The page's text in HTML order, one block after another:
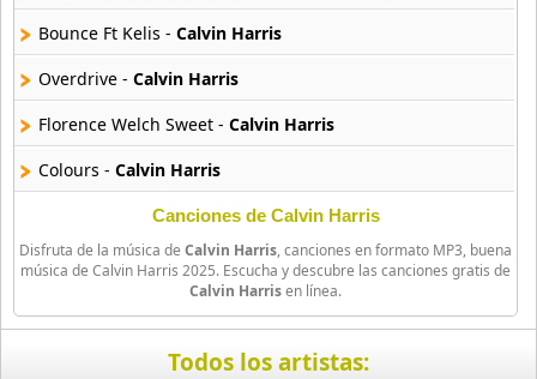
Galantis
20 músicas online
Gobble Gobble
6 músicas online
Kakkmaddafakka
9 músicas online
Kite Club
Bounce Ft Kelis - Calvin Harris
Overdrive - Calvin Harris
Florence Welch Sweet - Calvin Harris
Colours - Calvin Harris
How Deep Is Your Love -Calvin Harris
Over Now -Calvin Harris
Calvin Harris
Canciones de Calvin Harris
Disfruta de la música de Calvin Harris, canciones en formato MP3, buena
música de Calvin Harris 2025. Escucha y descubre las canciones gratis de
Calvin Harrisen línea.
Todos los artistas: